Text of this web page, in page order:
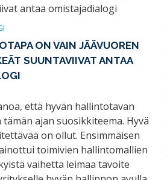
ON VAIN JÄÄVUOREN
SUUNTAVIIVAT ANTAA
että hyvän hallintotavan
ajan suosikkiteema. Hyvä
on ollut. Ensimmäisen
toimivien hallintomallien
vaihetta leimaa tavoite